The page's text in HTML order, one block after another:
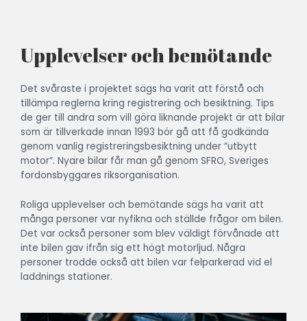
Upplevelser och bemötande
Det svåraste i projektet sägs ha varit att förstå och
tillämpa reglerna kring registrering och besiktning. Tips
de ger till andra som vill göra liknande projekt är att bilar
som är tillverkade innan 1993 bör gå att få godkända
genom vanlig registreringsbesiktning under ”utbytt
motor”. Nyare bilar får man gå genom SFRO, Sveriges
fordonsbyggares riksorganisation.
Roliga upplevelser och bemötande sägs ha varit att
många personer var nyfikna och ställde frågor om bilen.
Det var också personer som blev väldigt förvånade att
inte bilen gav ifrån sig ett högt motorljud. Några
personer trodde också att bilen var felparkerad vid el
laddnings stationer.